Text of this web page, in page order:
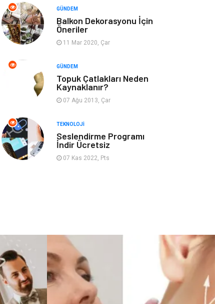
Kadın Hastalıkları Alternatif Tıp
Mobilya
Beslenme Çocuk Gelişimi
Psikolojik
Tatil
Kanser
Pratik Sağlık
Bilgileri
Göz Hastalıkları
Bakım Aksesuar
GÜNDEM
Balkon Dekorasyonu İçin
Öneriler
11 Mar 2020, Çar
GÜNDEM
Topuk Çatlakları Neden
Kaynaklanır?
07 Ağu 2013, Çar
TEKNOLOJI
Seslendirme Programı
İndir Ücretsiz
07 Kas 2022, Pts